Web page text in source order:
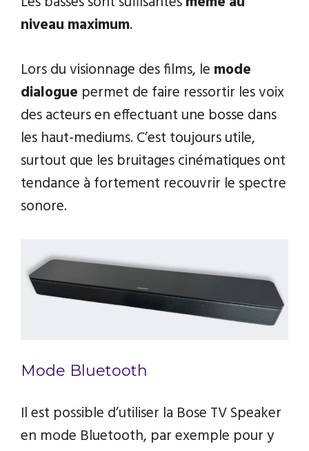
niveau maximum.
Lors du visionnage des films, le mode
dialogue permet de faire ressortir les voix
des acteurs en effectuant une bosse dans
les haut-mediums. C’est toujours utile,
surtout que les bruitages cinématiques ont
tendance à fortement recouvrir le spectre
sonore.
Mode Bluetooth
Il est possible d’utiliser la Bose TV Speaker
en mode Bluetooth, par exemple pour y